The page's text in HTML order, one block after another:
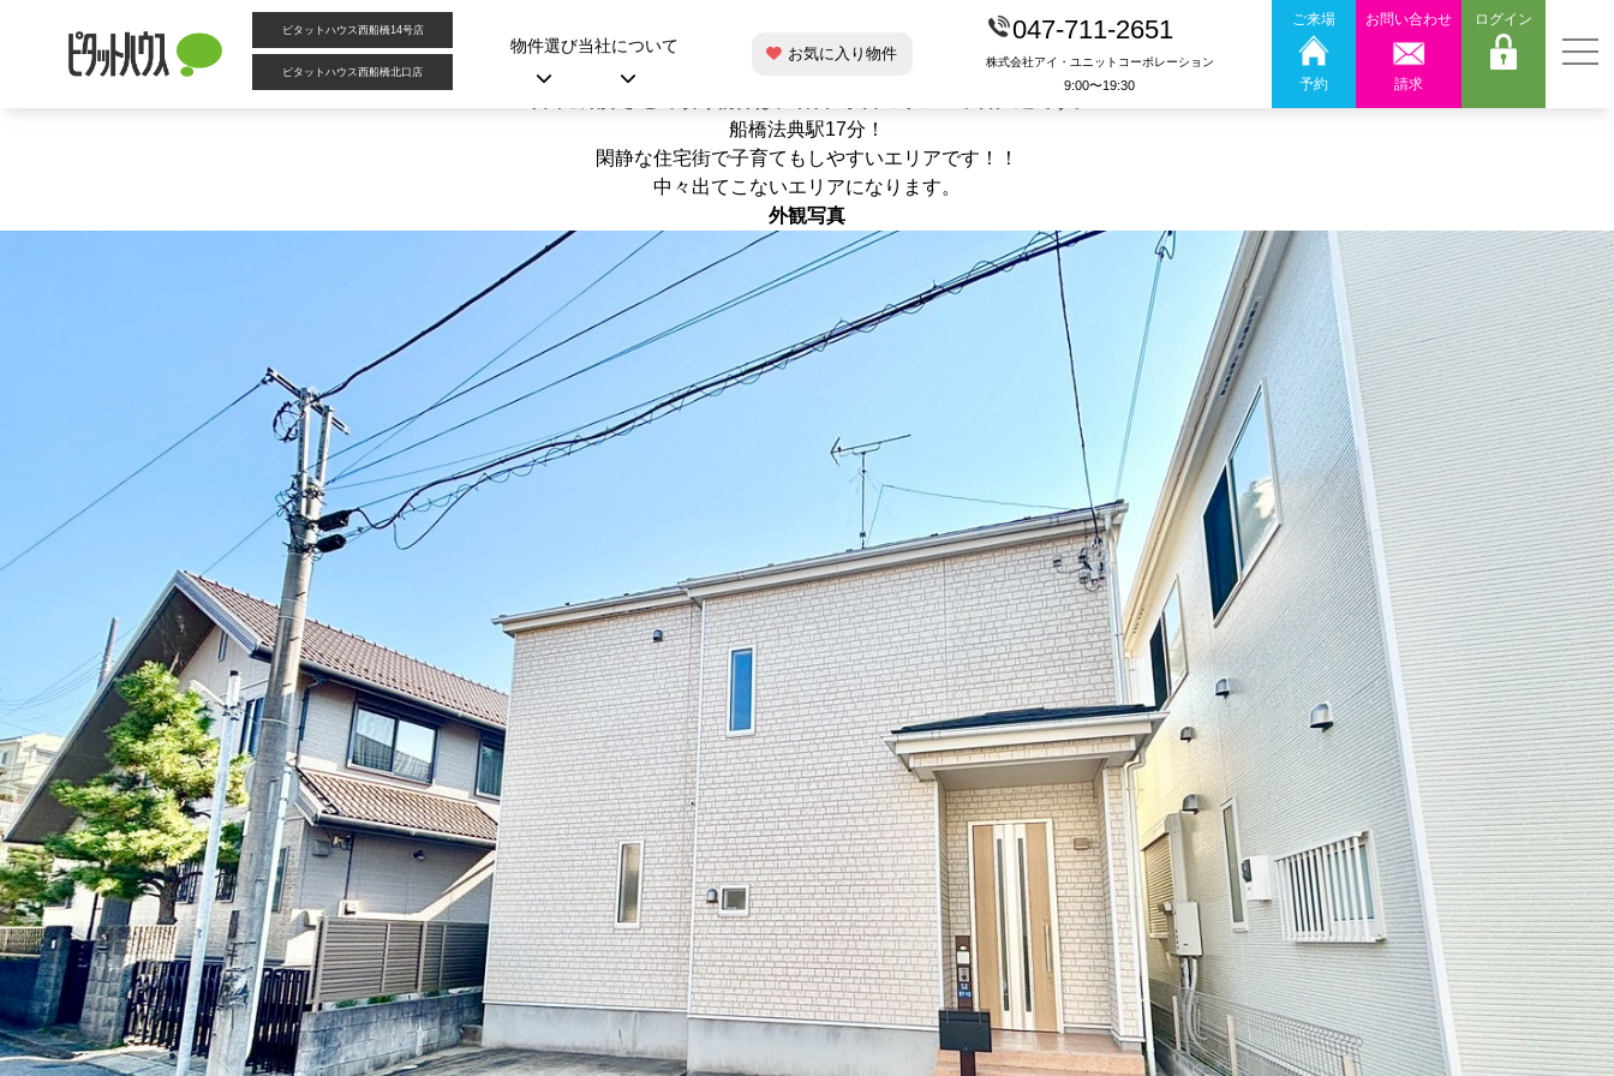
ピタットハウス西船橋14号店
ピタットハウス西船橋北口店
物件選び当社について お気に入り物件
047-711-2651
株式会社アイ・ユニットコーポレーション
9:00〜19:30
ご来場
予約
お問い合わせ
請求
ログイン
中古戸建
こんにちは！
船橋法典駅17分！
閑静な住宅街で子育てもしやすいエリアです！！
中々出てこないエリアになります。
外観写真